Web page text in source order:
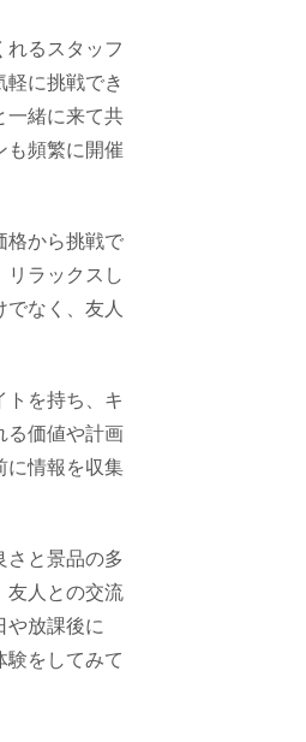
るスタッフ
に挑戦でき
一緒に来て共
も頻繁に開催
格から挑戦で
リラックスし
なく、友人
トを持ち、キ
る価値や計画
に情報を収集
さと景品の多
友人との交流
や放課後に
験をしてみて